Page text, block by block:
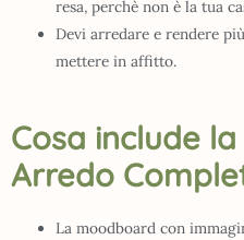
resa, perchè non è la tua
Devi arredare e rendere
mettere in affitto.
Cosa include
Arredo
La moodboard con